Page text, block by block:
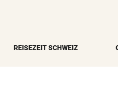
REISEZEIT SCHWEIZ